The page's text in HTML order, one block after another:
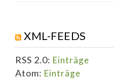
XML-FEEDS
RSS 2.0: Einträge
Atom: Einträge